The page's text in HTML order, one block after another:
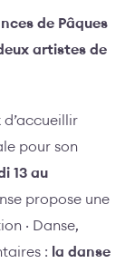
de Pâques
artistes de
d’accueillir
pour son
13 au
propose une
· Danse,
: la danse